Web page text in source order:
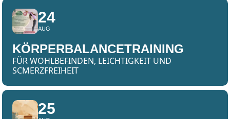
24
AUG
KÖRPERBALANCETRAINING
FÜR WOHLBEFINDEN, LEICHTIGKEIT UND
SCMERZFREIHEIT
25